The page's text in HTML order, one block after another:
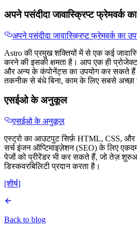
अपने पसंदीदा जावास्क्रिप्ट फ्रेमवर्क
अपने पसंदीदा जावास्क्रिप्ट फ्रेमवर्क का
Astro की प्रमुख शक्तियों में से एक कई
करने की इसकी क्षमता है। आप एक ही
और अन्य के कंपोनेंट्स का उपयोग कर सकते
तकनीक से बंधे बिना, काम के लिए सबसे
एसईओ के अनुकूल
एसईओ के अनुकूल
एस्ट्रो का आउटपुट सिर्फ़ HTML, CSS, और
सर्च इंजन ऑप्टिमाइज़ेशन (SEO) के लिए
पेजों को प्रीरेंडर भी कर सकते हैं, जो तेज़
डिस्कवरबिलिटी प्रदान करता है।
[शीर्ष]
Back to blog